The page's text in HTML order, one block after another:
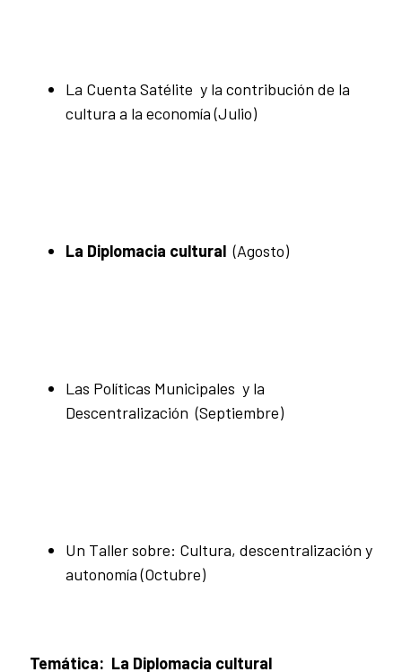
La Cuenta Satélite y la contribución de la
cultura a la economía (Julio)
La Diplomacia cultural (Agosto)
Las Políticas Municipales y la
Descentralización (Septiembre)
Un Taller sobre: Cultura, descentralización y
autonomía (Octubre)
Temática: La Diplomacia cultural